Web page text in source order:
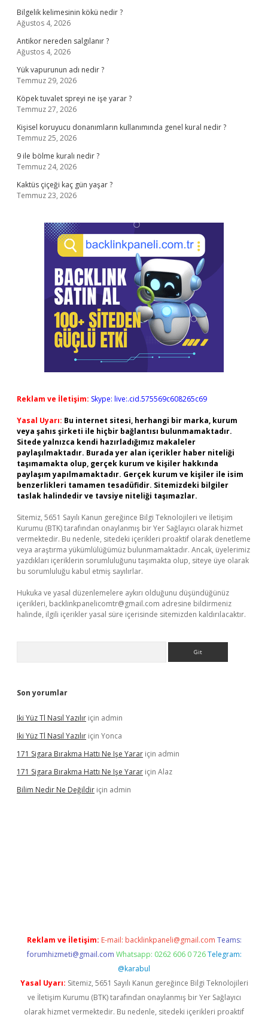
Bilgelik kelimesinin kökü nedir ?
Ağustos 4, 2026
Antikor nereden salgılanır ?
Ağustos 4, 2026
Yük vapurunun adı nedir ?
Temmuz 29, 2026
Köpek tuvalet spreyi ne işe yarar ?
Temmuz 27, 2026
Kişisel koruyucu donanımların kullanımında genel kural nedir ?
Temmuz 25, 2026
9 ile bölme kuralı nedir ?
Temmuz 24, 2026
Kaktüs çiçeği kaç gün yaşar ?
Temmuz 23, 2026
Reklam ve İletişim: Skype: live:.cid.575569c608265c69
Yasal Uyarı: Bu internet sitesi, herhangi bir marka, kurum
veya şahıs şirketi ile hiçbir bağlantısı bulunmamaktadır.
Sitede yalnızca kendi hazırladığımız makaleler
paylaşılmaktadır. Burada yer alan içerikler haber niteliği
taşımamakta olup, gerçek kurum ve kişiler hakkında
paylaşım yapılmamaktadır. Gerçek kurum ve kişiler ile isim
benzerlikleri tamamen tesadüfidir. Sitemizdeki bilgiler
taslak halindedir ve tavsiye niteliği taşımazlar.
Sitemiz, 5651 Sayılı Kanun gereğince Bilgi Teknolojileri ve İletişim
Kurumu (BTK) tarafından onaylanmış bir Yer Sağlayıcı olarak hizmet
vermektedir. Bu nedenle, sitedeki içerikleri proaktif olarak denetleme
veya araştırma yükümlülüğümüz bulunmamaktadır. Ancak, üyelerimiz
yazdıkları içeriklerin sorumluluğunu taşımakta olup, siteye üye olarak
bu sorumluluğu kabul etmiş sayılırlar.
Hukuka ve yasal düzenlemelere aykırı olduğunu düşündüğünüz
içerikleri, backlinkpanelicomtr@gmail.com adresine bildirmeniz
halinde, ilgili içerikler yasal süre içerisinde sitemizden kaldırılacaktır.
Son yorumlar
Iki Yüz Tl Nasıl Yazılır için admin
Iki Yüz Tl Nasıl Yazılır için Yonca
171 Sigara Bırakma Hattı Ne Işe Yarar için admin
171 Sigara Bırakma Hattı Ne Işe Yarar için Alaz
Bilim Nedir Ne Değildir için admin
Reklam ve İletişim: E-mail: backlinkpaneli@gmail.com Teams:
forumhizmeti@gmail.com Whatsapp: 0262 606 0 726 Telegram:
@karabul
Yasal Uyarı: Sitemiz, 5651 Sayılı Kanun gereğince Bilgi Teknolojileri
ve İletişim Kurumu (BTK) tarafından onaylanmış bir Yer Sağlayıcı
olarak hizmet vermektedir. Bu nedenle, sitedeki içerikleri proaktif